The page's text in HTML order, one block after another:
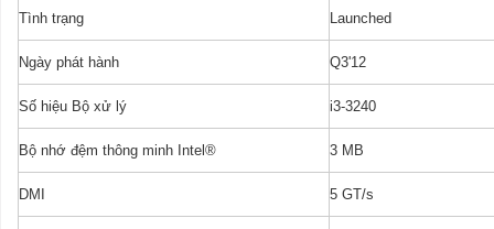
Tình trạng Launched
Ngày phát hành Q3'12
Số hiệu Bộ xử lý i3-3240
Bộ nhớ đệm thông minh Intel® 3 MB
DMI 5 GT/s